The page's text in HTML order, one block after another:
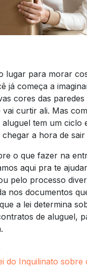
lugar para morar
já começa a
cores das paredes
vai curtir ali. Mas
tem um ciclo
a hora de sair
o que fazer na
aqui pra te
pelo processo
nos documentos
a lei determina
de aluguel,
do Inquilinato sobre